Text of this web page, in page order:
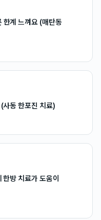
한계 느껴요 (매탄동
사동 한포진 치료)
방 치료가 도움이